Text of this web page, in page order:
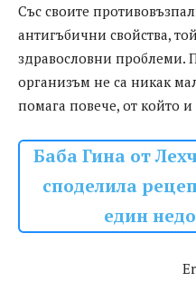
Със своите
антигъбични свойства,
здравословни проблеми.
организъм не са никак
помага повече, от който
Баба Гина от
споделила
един